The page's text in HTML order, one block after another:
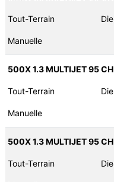
Tout-Terrain
Manuelle
500X 1.3 MULTIJET 95
Tout-Terrain
Manuelle
500X 1.3 MULTIJET 95
Tout-Terrain